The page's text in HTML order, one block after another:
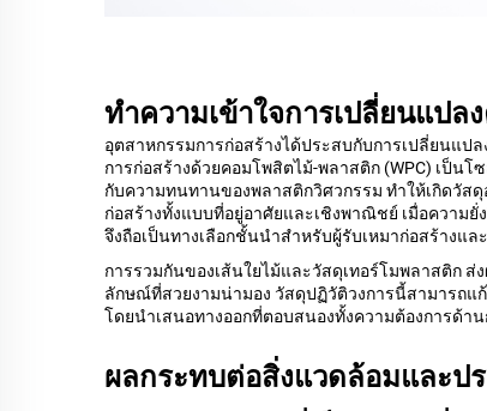
ทำความเข้าใจการเปลี่ยนแป
อุตสาหกรรมการก่อสร้างได้ประสบกับการเปลี่ยนแป
การก่อสร้างด้วยคอมโพสิตไม้-พลาสติก (WPC) เป็น
กับความทนทานของพลาสติกวิศวกรรม ทำให้เกิดวัส
ก่อสร้างทั้งแบบที่อยู่อาศัยและเชิงพาณิชย์ เมื่อความ
จึงถือเป็นทางเลือกชั้นนำสำหรับผู้รับเหมาก่อสร้างแ
การรวมกันของเส้นใยไม้และวัสดุเทอร์โมพลาสติก
ลักษณ์ที่สวยงามน่ามอง วัสดุปฏิวัติวงการนี้สามารถแ
โดยนำเสนอทางออกที่ตอบสนองทั้งความต้องการด้า
ผลกระทบต่อสิ่งแวดล้อมและป